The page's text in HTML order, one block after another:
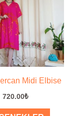
Midi Elbise
720.00₺
var.
ürün